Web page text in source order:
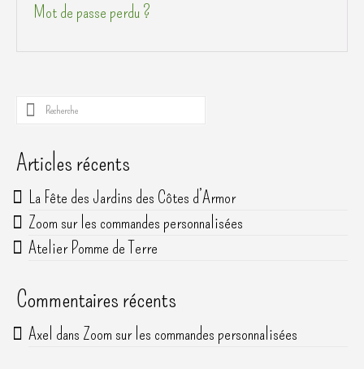
Mot de passe perdu ?
Rechercher :
Articles récents
La Fête des Jardins des Côtes d’Armor
Zoom sur les commandes personnalisées
Atelier Pomme de Terre
Commentaires récents
Axel dans Zoom sur les commandes personnalisées